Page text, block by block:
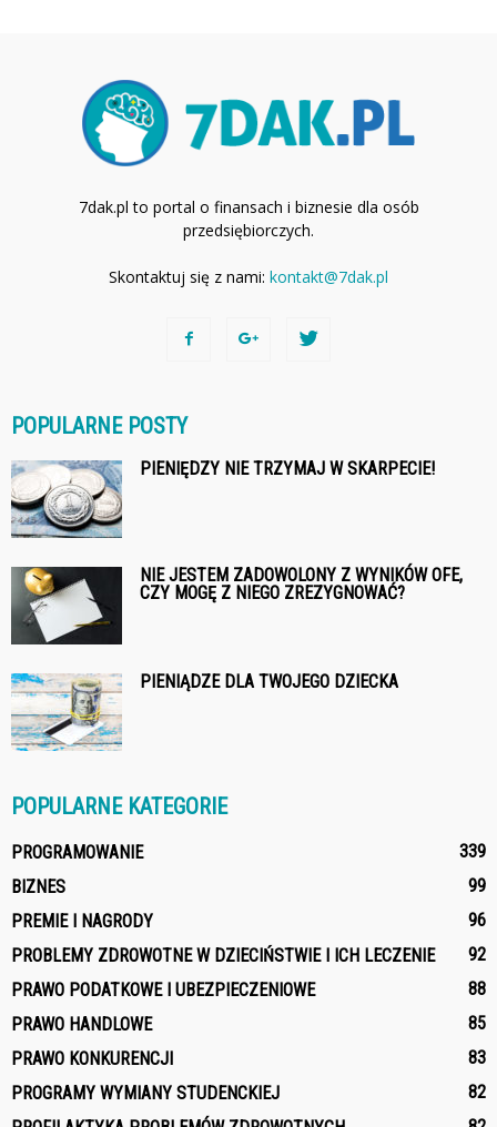
7dak.pl to portal o finansach i biznesie dla osób
przedsiębiorczych.
Skontaktuj się z nami: kontakt@7dak.pl
POPULARNE POSTY
PIENIĘDZY NIE TRZYMAJ W SKARPECIE!
NIE JESTEM ZADOWOLONY Z WYNIKÓW OFE,
CZY MOGĘ Z NIEGO ZREZYGNOWAĆ?
PIENIĄDZE DLA TWOJEGO DZIECKA
POPULARNE KATEGORIE
PROGRAMOWANIE
339
BIZNES
99
PREMIE I NAGRODY
96
PROBLEMY ZDROWOTNE W DZIECIŃSTWIE I ICH LECZENIE
92
PRAWO PODATKOWE I UBEZPIECZENIOWE
88
PRAWO HANDLOWE
85
PRAWO KONKURENCJI
83
PROGRAMY WYMIANY STUDENCKIEJ
82